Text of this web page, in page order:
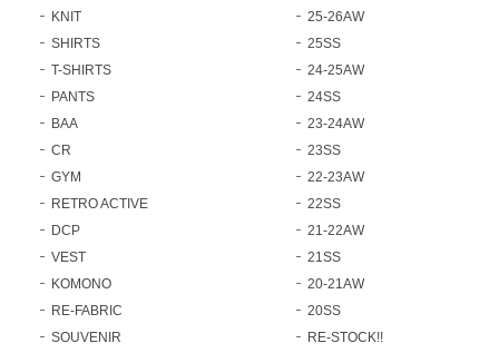
KNIT
SHIRTS
T-SHIRTS
PANTS
BAA
CR
GYM
RETRO ACTIVE
DCP
VEST
KOMONO
RE-FABRIC
SOUVENIR
25-26AW
25SS
24-25AW
24SS
23-24AW
23SS
22-23AW
22SS
21-22AW
21SS
20-21AW
20SS
RE-STOCK!!